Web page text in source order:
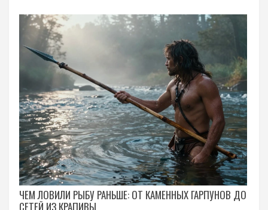
ЧЕМ ЛОВИЛИ РЫБУ РАНЬШЕ: ОТ КАМЕННЫХ ГАРПУНОВ ДО
СЕТЕЙ ИЗ КРАПИВЫ